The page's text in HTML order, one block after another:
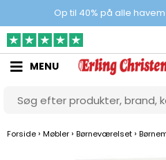
Op til 40% på alle
MENU
Forside › Møbler › Børneværelset ›